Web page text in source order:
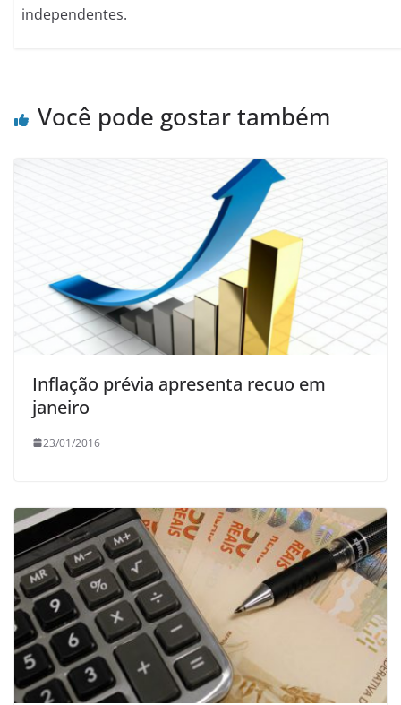
independentes.
Você pode gostar também
Inflação prévia apresenta recuo em
janeiro
23/01/2016